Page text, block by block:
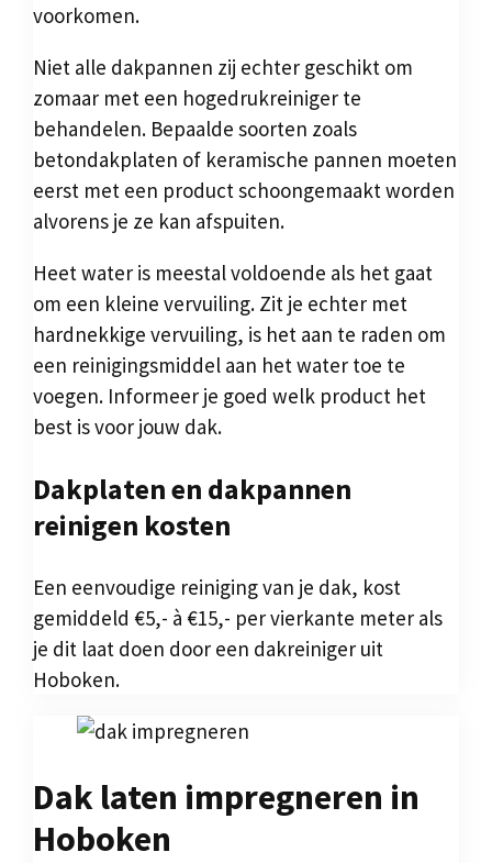
voorkomen.
Niet alle dakpannen zij echter geschikt om
zomaar met een hogedrukreiniger te
behandelen. Bepaalde soorten zoals
betondakplaten of keramische pannen moeten
eerst met een product schoongemaakt worden
alvorens je ze kan afspuiten.
Heet water is meestal voldoende als het gaat
om een kleine vervuiling. Zit je echter met
hardnekkige vervuiling, is het aan te raden om
een reinigingsmiddel aan het water toe te
voegen. Informeer je goed welk product het
best is voor jouw dak.
Dakplaten en dakpannen
reinigen kosten
Een eenvoudige reiniging van je dak, kost
gemiddeld €5,- à €15,- per vierkante meter als
je dit laat doen door een dakreiniger uit
Hoboken.
Dak laten impregneren in
Hoboken